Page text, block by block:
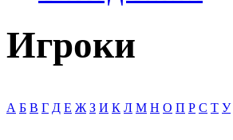
Игроки
А Б В Г Д Е Ж З И К Л М Н О П Р С Т У